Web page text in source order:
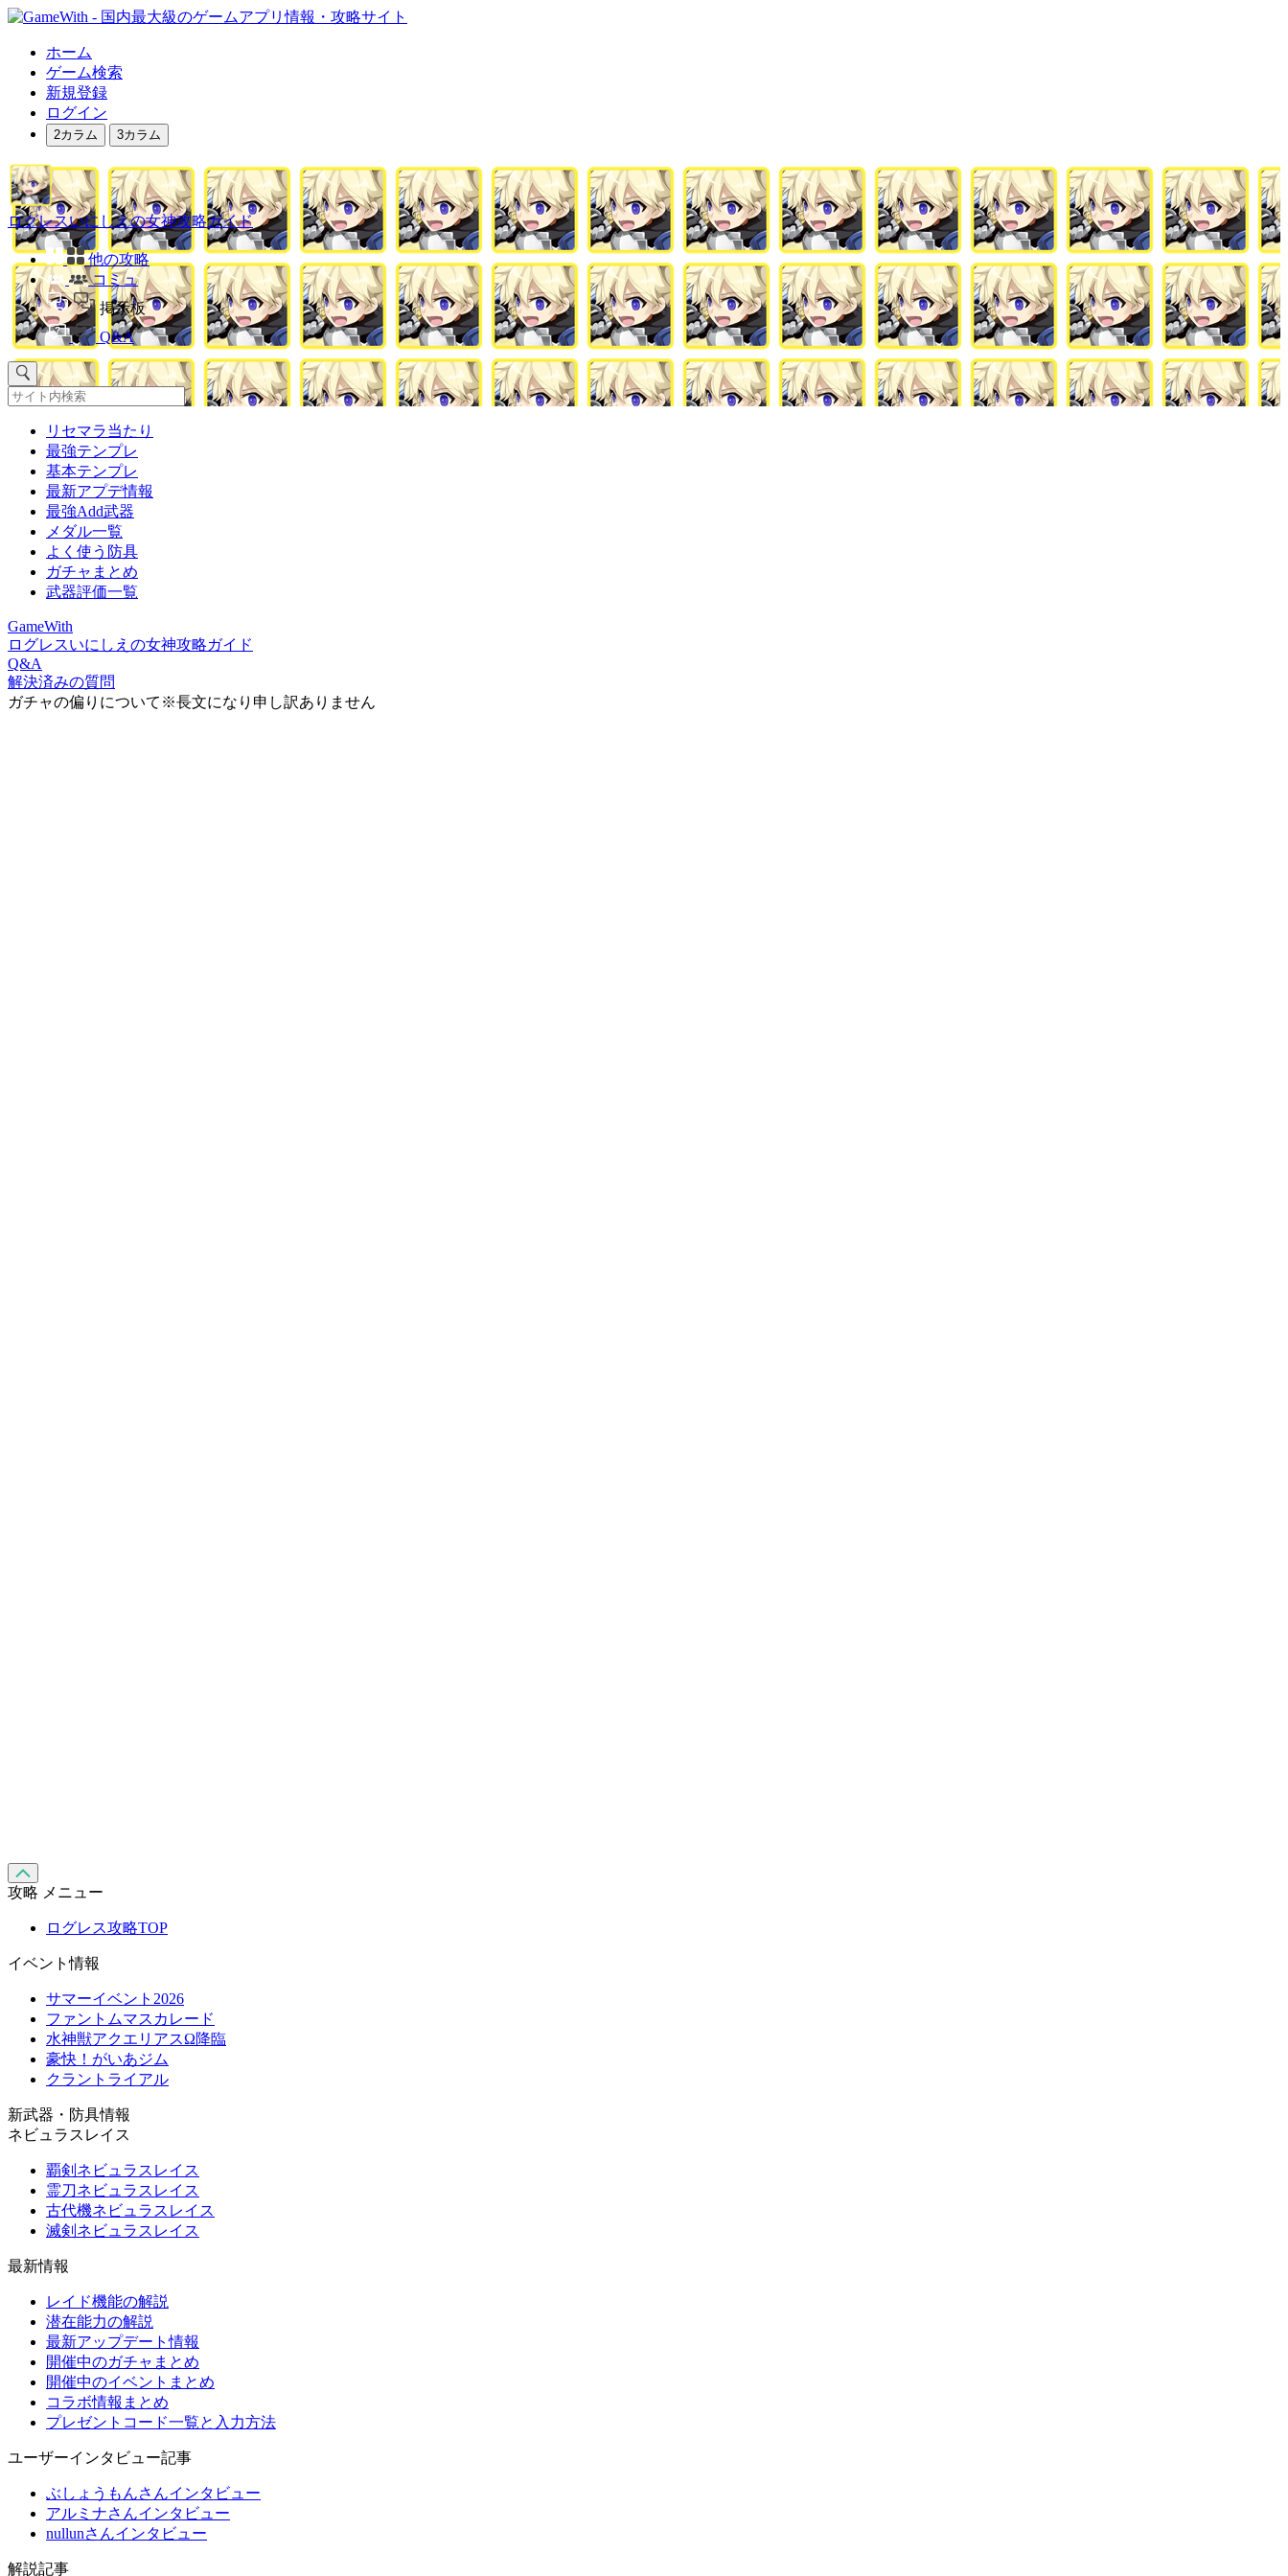
ホーム
ゲーム検索
新規登録
ログイン
2カラム 3カラム
ログレスいにしえの女神攻略ガイド
他の攻略
コミュ
掲示板
Q&A
リセマラ当たり
最強テンプレ
基本テンプレ
最新アプデ情報
最強Add武器
メダル一覧
よく使う防具
ガチャまとめ
武器評価一覧
GameWith
ログレスいにしえの女神攻略ガイド
Q&A
解決済みの質問
ガチャの偏りについて※長文になり申し訳ありません
攻略 メニュー
ログレス攻略TOP
イベント情報
サマーイベント2026
ファントムマスカレード
水神獣アクエリアスΩ降臨
豪快！がいあジム
クラントライアル
新武器・防具情報
ネビュラスレイス
覇剣ネビュラスレイス
霊刀ネビュラスレイス
古代機ネビュラスレイス
滅剣ネビュラスレイス
最新情報
レイド機能の解説
潜在能力の解説
最新アップデート情報
開催中のガチャまとめ
開催中のイベントまとめ
コラボ情報まとめ
プレゼントコード一覧と入力方法
ユーザーインタビュー記事
ぶしょうもんさんインタビュー
アルミナさんインタビュー
nullunさんインタビュー
解説記事